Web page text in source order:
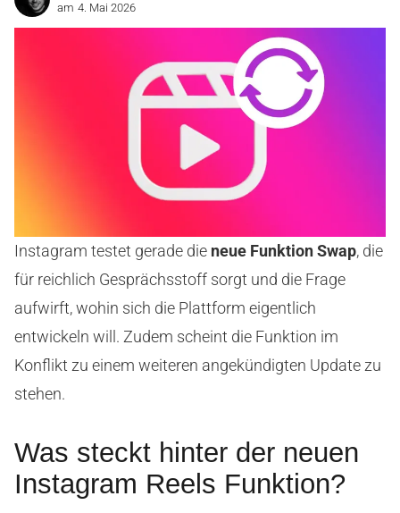
am 4. Mai 2026
Instagram testet gerade die neue FunktionSwap, die
für reichlich Gesprächsstoff sorgt und die Frage
aufwirft, wohin sich die Plattform eigentlich
entwickeln will. Zudem scheint die Funktion im
Konflikt zu einem weiteren angekündigten Update zu
stehen.
Was steckt hinter der neuen
Instagram Reels Funktion?